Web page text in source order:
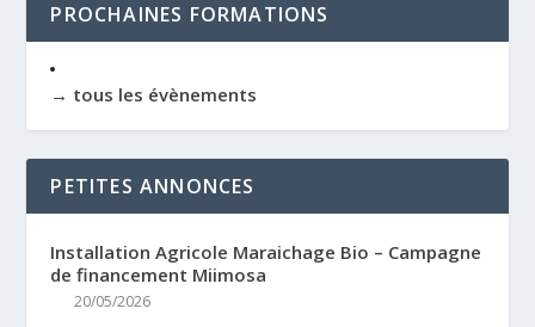
PROCHAINES FORMATIONS
→ tous les évènements
PETITES ANNONCES
Installation Agricole Maraichage Bio – Campagne
de financement Miimosa
20/05/2026